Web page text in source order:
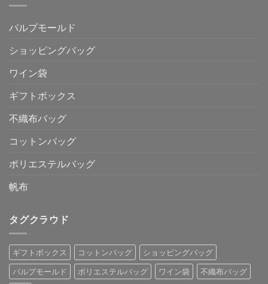
パルプモールド
ショッピングバッグ
ワイン袋
ギフトボックス
不織布バッグ
コットンバッグ
ポリエステルバッグ
帆布
タグクラウド
ギフトボックス コットンバッグ
ショッピングバッグ
パルプモールド
ポリエステルバッグ ワイン袋 不織布バッグ